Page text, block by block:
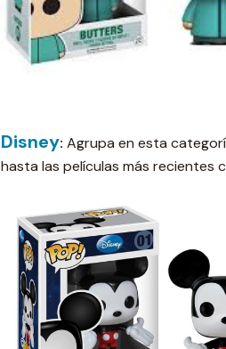
Disney: Agrupa en esta
hasta las películas más recientes